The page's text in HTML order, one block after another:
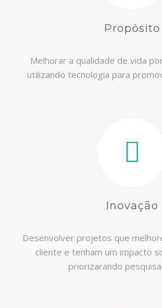
Propósito
Melhorar a qualidade de vida
utilizando tecnologia para
Inovação
Desenvolver projetos que
cliente e tenham um impacto
priorizarando